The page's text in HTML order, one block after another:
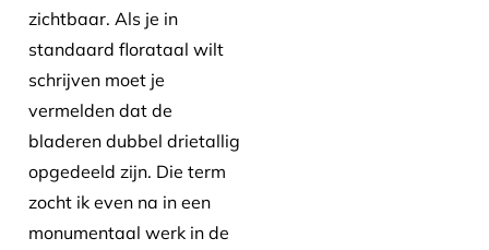
zichtbaar. Als je in
standaard florataal wilt
schrijven moet je
vermelden dat de
bladeren dubbel drietallig
opgedeeld zijn. Die term
zocht ik even na in een
monumentaal werk in de